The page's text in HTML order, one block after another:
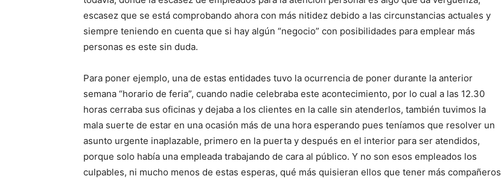
escasez que se está comprobando ahora con más nitidez debido a las circunstancias actuales y
siempre teniendo en cuenta que si hay algún “negocio” con posibilidades para emplear más
personas es este sin duda.
Para poner ejemplo, una de estas entidades tuvo la ocurrencia de poner durante la anterior
semana “horario de feria”, cuando nadie celebraba este acontecimiento, por lo cual a las 12.30
horas cerraba sus oficinas y dejaba a los clientes en la calle sin atenderlos, también tuvimos la
mala suerte de estar en una ocasión más de una hora esperando pues teníamos que resolver un
asunto urgente inaplazable, primero en la puerta y después en el interior para ser atendidos,
porque solo había una empleada trabajando de cara al público. Y no son esos empleados los
culpables, ni mucho menos de estas esperas, qué más quisieran ellos que tener más compañeros